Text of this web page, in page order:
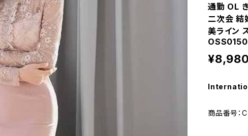
通勤 OL
二次会 結
美ライン
OSS0150
¥8,980
商品番号：